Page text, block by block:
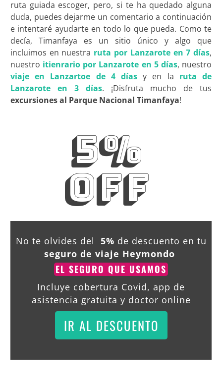
ruta guiada escoger, pero, si te ha quedado alguna
duda, puedes dejarme un comentario a continuación
e intentaré ayudarte en todo lo que pueda. Como te
decía, Timanfaya es un sitio único y algo que
incluimos en nuestra ruta por Lanzarote en 7 días,
nuestro itienrario por Lanzarote en 5 días, nuestro
viaje en Lanzartoe de 4 días y en la ruta de
Lanzarote en 3 días. ¡Disfruta mucho de tus
excursiones al Parque Nacional Timanfaya!
5%
OFF
No te olvides del 5% de descuento en tu
seguro de viaje Heymondo
EL SEGURO QUE USAMOS
Incluye cobertura Covid, app de
asistencia gratuita y doctor online
IR AL DESCUENTO